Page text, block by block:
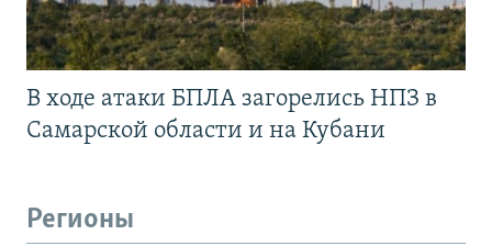
В ходе атаки БПЛА загорелись НПЗ в
Самарской области и на Кубани
Регионы